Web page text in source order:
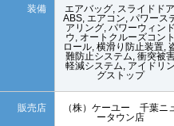
装備
エアバッグ, スライドド
ABS, エアコン, パワース
アリング, パワーウィンド
ウ, オートクルーズコント
ロール, 横滑り防止装置,
難防止システム, 衝突被
軽減システム, アイドリン
グストップ
販売店
（株）ケーユー 千葉ニ
ータウン店